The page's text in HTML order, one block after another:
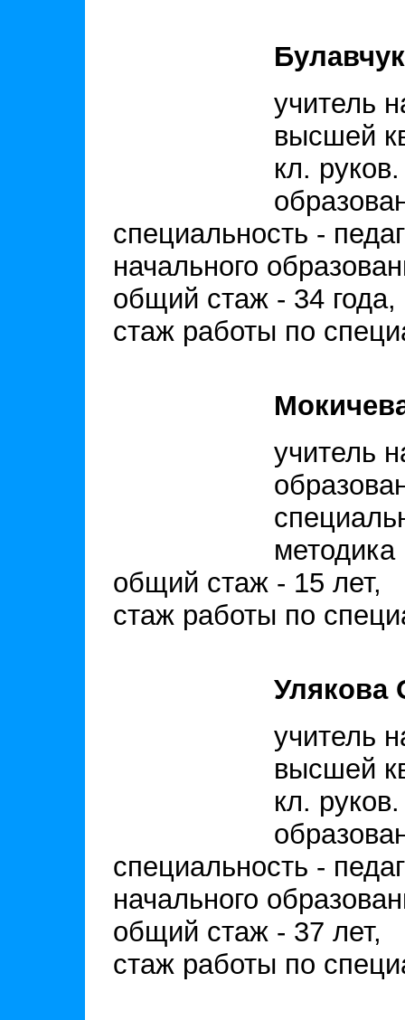
учитель
высшей
кл.
специальность -
начального
общий стаж - 34 года,
стаж работы по
учитель
методика
общий стаж - 15 лет,
стаж работы по
Улякова
учитель
высшей
кл.
специальность -
начального
общий стаж - 37 лет,
стаж работы по